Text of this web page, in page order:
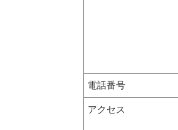
電話番号
アクセス